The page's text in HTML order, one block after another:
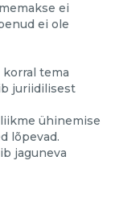
ei
ei ole
tema
juriidilisest
ühinemise
lõpevad.
jaguneva